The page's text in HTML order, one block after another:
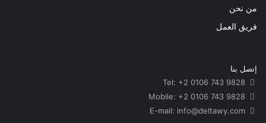
من نحن
فريق العمل
إتصل بنا
info@deltawy.com